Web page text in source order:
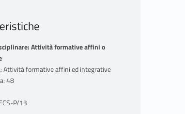
Attività formative affini o
Attività formative affini ed integrative
48
P/13